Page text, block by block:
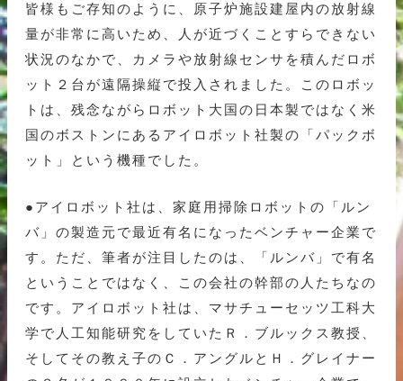
皆様もご存知のように、原子炉施設建屋内の放射線
量が非常に高いため、人が近づくことすらできない
状況のなかで、カメラや放射線センサを積んだロボ
ット２台が遠隔操縦で投入されました。このロボッ
トは、残念ながらロボット大国の日本製ではなく米
国のボストンにあるアイロボット社製の「パックボ
ット」という機種でした。
●アイロボット社は、家庭用掃除ロボットの「ルン
バ」の製造元で最近有名になったベンチャー企業で
す。ただ、筆者が注目したのは、「ルンバ」で有名
ということではなく、この会社の幹部の人たちなの
です。アイロボット社は、マサチューセッツ工科大
学で人工知能研究をしていたＲ．ブルックス教授、
そしてその教え子のＣ．アングルとＨ．グレイナー